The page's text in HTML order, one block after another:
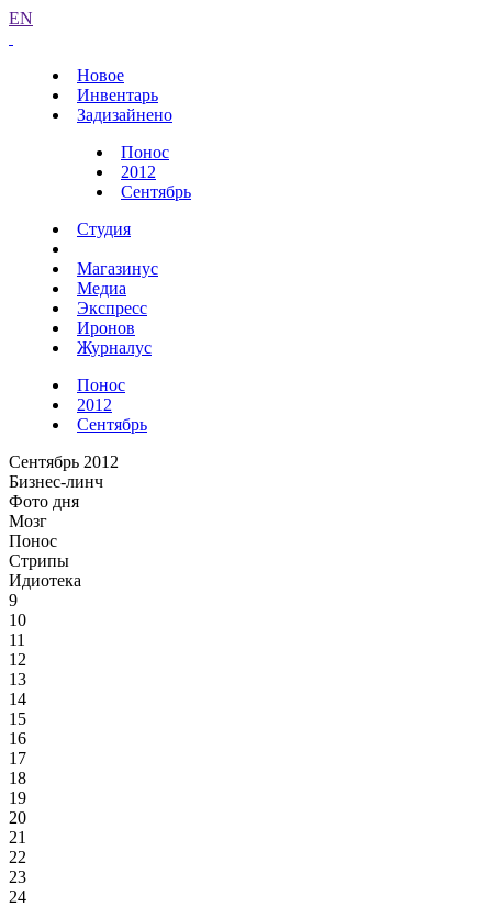
EN
Новое
Инвентарь
Задизайнено
Понос
2012
Сентябрь
Студия
Магазинус
Медиа
Экспресс
Иронов
Журналус
Понос
2012
Сентябрь
Сентябрь 2012
Бизнес-линч
Фото дня
Мозг
Понос
Стрипы
Идиотека
9
10
11
12
13
14
15
16
17
18
19
20
21
22
23
24